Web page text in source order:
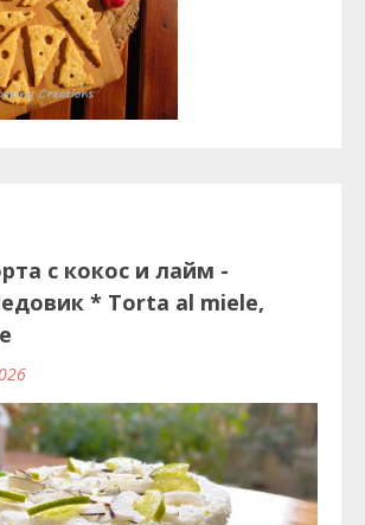
с кокос и лайм -
* Torta al miele,